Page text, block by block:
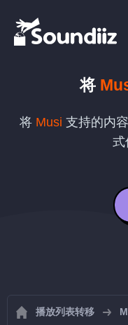
将
将 Musi 支持的内
式
播放列表转移